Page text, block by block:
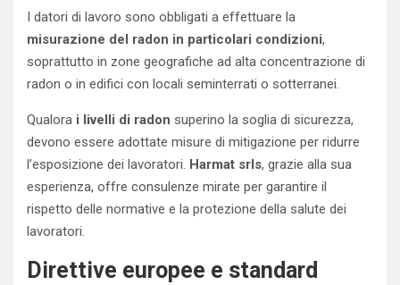
I datori di lavoro sono obbligati a effettuare la
misurazione del radon in particolari condizioni,
soprattutto in zone geografiche ad alta concentrazione di
radon o in edifici con locali seminterrati o sotterranei.
Qualora i livelli di radon superino la soglia di sicurezza,
devono essere adottate misure di mitigazione per ridurre
l’esposizione dei lavoratori. Harmat srls, grazie alla sua
esperienza, offre consulenze mirate per garantire il
rispetto delle normative e la protezione della salute dei
lavoratori.
Direttive europee e standard